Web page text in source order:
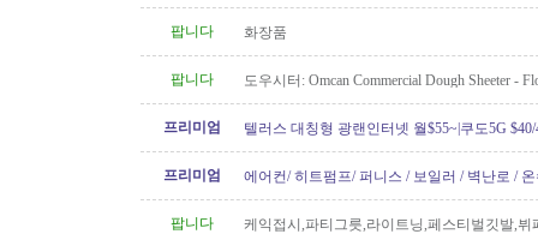
팝니다 화장품
팝니다
도우시터: Omcan Commercial Dough Sheeter -
프리미엄
텔러스 대칭형 광랜인터넷 월$55~|쿠도5G $40/
프리미엄
에어컨/ 히트펌프/ 퍼니스 / 보일러 / 벽난로 /
팝니다
케익접시,파티그릇,라이트닝,페스티벌깃발,뷔